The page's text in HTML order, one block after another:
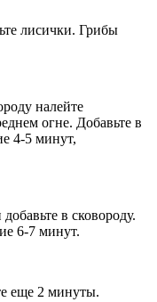
лисички. Грибы
налейте
огне. Добавьте в
4-5 минут,
в сковороду.
6-7 минут.
еще 2 минуты.